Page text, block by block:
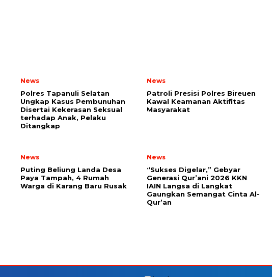
News
Polres Tapanuli Selatan
Ungkap Kasus Pembunuhan
Disertai Kekerasan Seksual
terhadap Anak, Pelaku
Ditangkap
News
Patroli Presisi Polres Bireuen
Kawal Keamanan Aktifitas
Masyarakat
News
Puting Beliung Landa Desa
Paya Tampah, 4 Rumah
Warga di Karang Baru Rusak
News
“Sukses Digelar,” Gebyar
Generasi Qur’ani 2026 KKN
IAIN Langsa di Langkat
Gaungkan Semangat Cinta Al-
Qur’an